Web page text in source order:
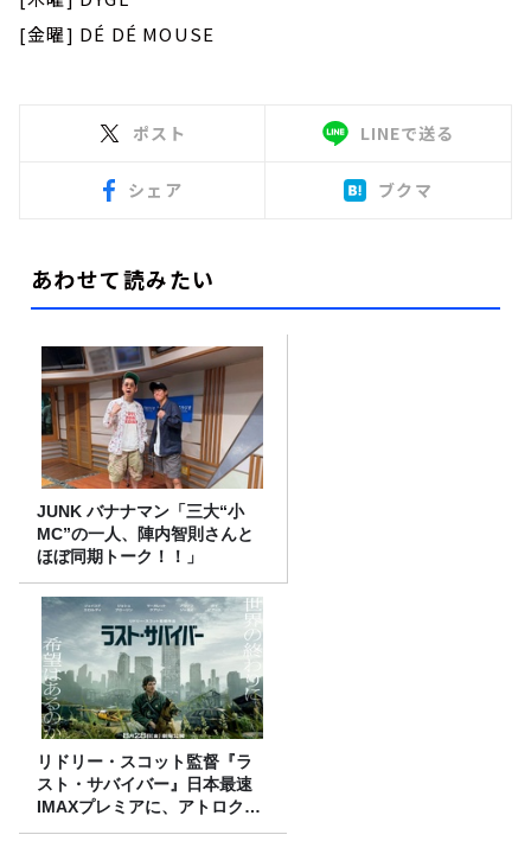
[金曜] DÉ DÉ MOUSE
ポスト LINEで送る
シェア ブクマ
あわせて読みたい
JUNK バナナマン「三大“小
MC”の一人、陣内智則さんと
ほぼ同期トーク！！」
リドリー・スコット監督『ラ
スト・サバイバー』日本最速
IMAXプレミアに、アトロクリ
スナー60名をご招待！